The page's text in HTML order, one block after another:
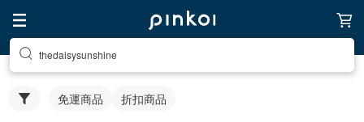
thedaisysunshine
免運商品 折扣商品